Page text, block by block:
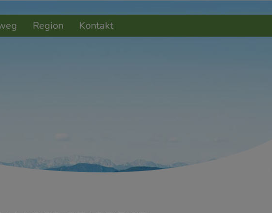
Region Kontakt